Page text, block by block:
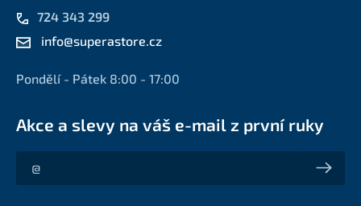
724 343 299
info@superastore.cz
Pondělí - Pátek 8:00 - 17:00
Akce a slevy na váš e-mail z první ruky
Akce a slevy na váš e-mail z první ruky